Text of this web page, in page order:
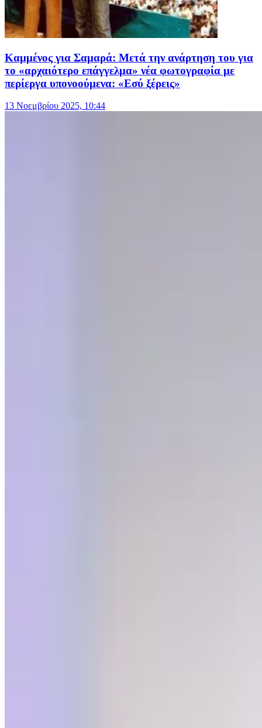
Καμμένος για Σαμαρά: Μετά την ανάρτηση του για
το «αρχαιότερο επάγγελμα» νέα φωτογραφία με
περίεργα υπονοούμενα: «Εσύ ξέρεις»
13 Νοεμβρίου 2025, 10:44